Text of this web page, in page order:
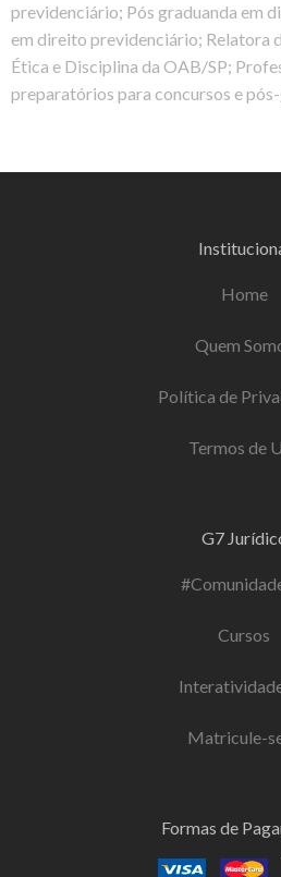
previdenciário; Pós graduanda em
em direito previdenciário; Relatora
Ética e Disciplina da OAB/SP;
preparatórios para concursos e
Home
Quem
Política de
Termos de
G7
Cursos
Matricule-
Formas de